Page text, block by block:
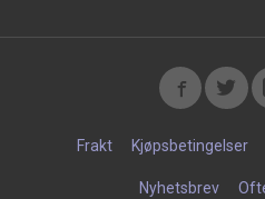
Frakt Kjøpsbetingelser
Nyhetsbrev